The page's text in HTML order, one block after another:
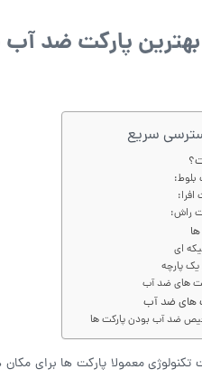
پارکت ضد
سریع
راش:
ای
پارچه
های ضد آب
های ضد آب
ضد آب بودن پارکت ها
تکنولوژی معمولا پارکت ها برای